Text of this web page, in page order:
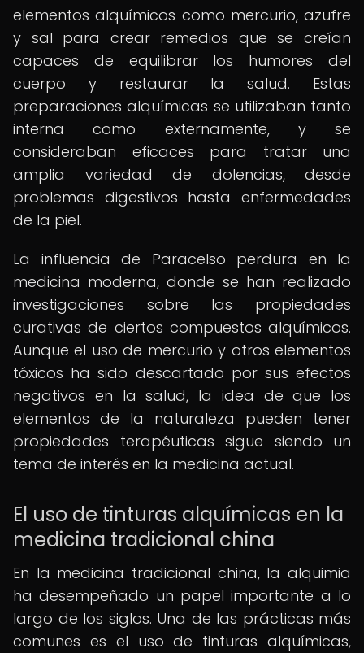
elementos alquímicos como mercurio, azufre
y sal para crear remedios que se creían
capaces de equilibrar los humores del
cuerpo y restaurar la salud. Estas
preparaciones alquímicas se utilizaban tanto
interna como externamente, y se
consideraban eficaces para tratar una
amplia variedad de dolencias, desde
problemas digestivos hasta enfermedades
de la piel.
La influencia de Paracelso perdura en la
medicina moderna, donde se han realizado
investigaciones sobre las propiedades
curativas de ciertos compuestos alquímicos.
Aunque el uso de mercurio y otros elementos
tóxicos ha sido descartado por sus efectos
negativos en la salud, la idea de que los
elementos de la naturaleza pueden tener
propiedades terapéuticas sigue siendo un
tema de interés en la medicina actual.
El uso de tinturas alquímicas en la
medicina tradicional china
En la medicina tradicional china, la alquimia
ha desempeñado un papel importante a lo
largo de los siglos. Una de las prácticas más
comunes es el uso de tinturas alquímicas,